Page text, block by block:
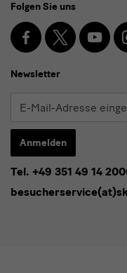
Media
und
Newsletter
Folgen Sie uns
Facebook
X
Newsletter
E-
Adresse
Anmelden
* Pflichtfeld
Ich stimme der
Tel. +49 351 49 14